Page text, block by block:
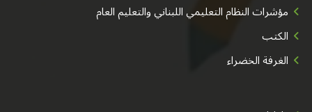
مؤشرات النظام التعليمي اللبناني والتعليم العام
الكتب
الغرفة الخضراء